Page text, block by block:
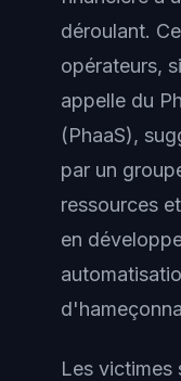
déroulant.
opérateurs,
appelle du
(PhaaS),
par un
ressources
en
Les victimes